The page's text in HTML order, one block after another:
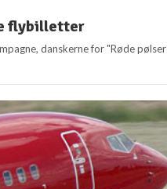
flybilletter
danskerne for "Røde pølser